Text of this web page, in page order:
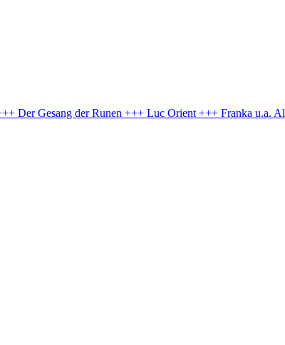
Der Gesang der Runen +++ Luc Orient +++ Franka u.a.